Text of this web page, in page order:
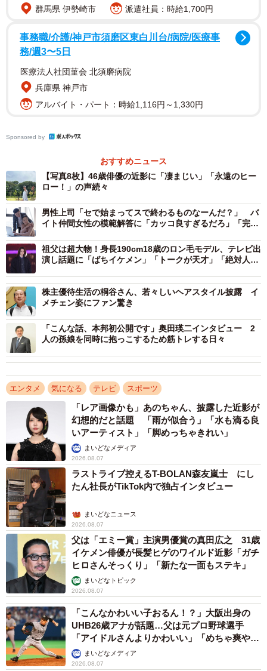
っこよくて笑顔が素敵です！」「46歳で20歳年下の男と張
り合ってるのが凄まじい」「46歳なの信じれない、、、時
止まってるよ、、」「誰か分からんかった」「永井大、カ
ッコよすぎるやろ。46歳やで？」などのコメントがあっ
た。
群馬県 伊勢崎市
派遣社員：時給1,700円
事務職/介護/神戸市須磨区東白川台/病院/医療事
務/週3〜5日
医療法人社団菫会 北須磨病院
兵庫県 神戸市
アルバイト・パート：時給1,116円～1,330円
Sponsored by
おすすめニュース
【写真8枚】46歳俳優の近影に「凄まじい」「永遠のヒー
ロー！」の声続々
男性上司「セで始まってスで終わるものなーんだ？」 バ
イト仲間女性の模範解答に「カッコ良すぎるだろ」「完璧
祖父は超大物！身長190cm18歳のロン毛モデル、テレビ出
演し話題に「ばちイケメン」「トークが天才」「絶対人気
株主優待生活の桐谷さん、若々しいヘアスタイル披露 イ
メチェン姿にファン驚き
「こんな話、本邦初公開です」奥田瑛二インタビュー 2
人の孫娘を同時に抱っこするため筋トレする日々
エンタメ 気になる テレビ スポーツ
「レア画像かも」あのちゃん、披露した近影が
幻想的だと話題 「雨が似合う」「水も滴る良
いアーティスト」「脚めっちゃきれい」
まいどなメディア
2026.08.07
ラストライブ控えるT-BOLAN森友嵐士 にし
たん社長がTikTok内で独占インタビュー
まいどなニュース
2026.08.07
父は「エミー賞」主演男優賞の真田広之 31歳
イケメン俳優が長髪ヒゲのワイルド近影「ガチ
ヒロさんそっくり」「新たな一面もステキ」
まいどなトピック
2026.08.07
「こんなかわいい子おるん！？」大阪出身の
UHB26歳アナが話題…父は元プロ野球選手
「アイドルさんよりかわいい」「めちゃ爽や
か」まいどなメディア
2026.08.07